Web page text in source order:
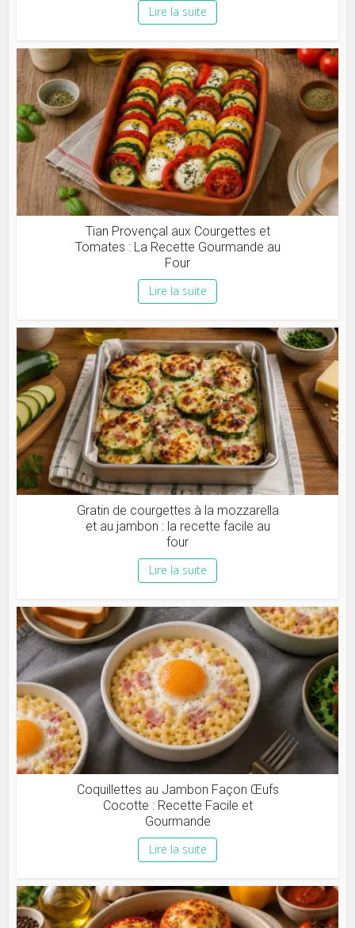
Lire la suite
Tian Provençal aux Courgettes et
Tomates : La Recette Gourmande au
Four
Lire la suite
Gratin de courgettes à la mozzarella
et au jambon : la recette facile au
four
Lire la suite
Coquillettes au Jambon Façon Œufs
Cocotte : Recette Facile et
Gourmande
Lire la suite